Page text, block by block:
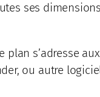
ses
s’adresse
ou autre